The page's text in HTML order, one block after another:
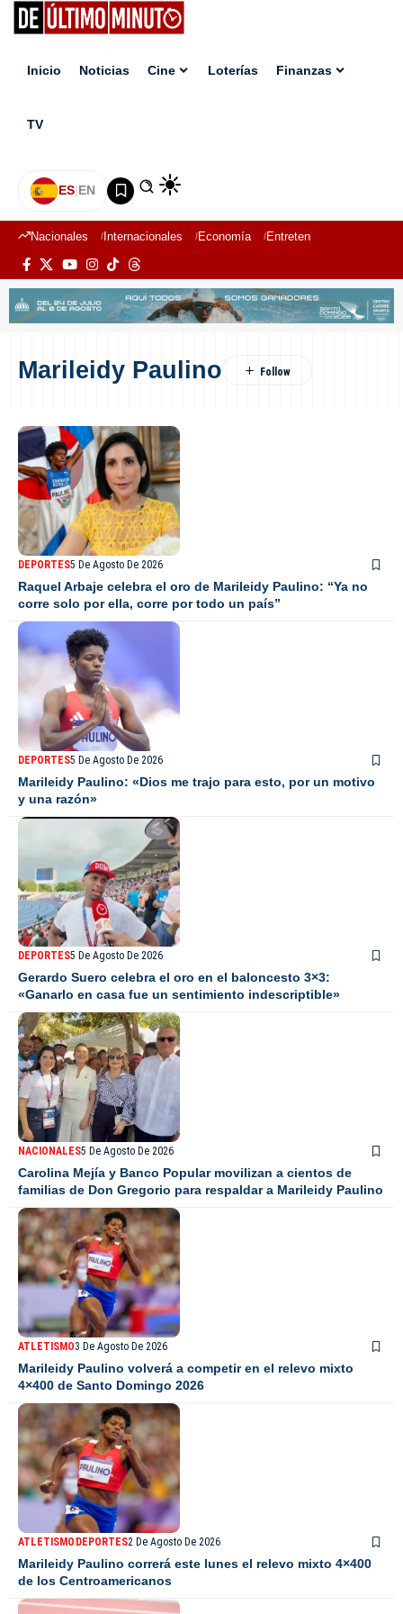
Inicio Noticias Cine Loterías Finanzas
TV
ES|EN
Nacionales Internacionales Economía Entretenimiento
Marileidy Paulino
DEPORTES5 De Agosto De 2026
Raquel Arbaje celebra el oro de Marileidy Paulino: “Ya no
corre solo por ella, corre por todo un país”
DEPORTES5 De Agosto De 2026
Marileidy Paulino: «Dios me trajo para esto, por un motivo
y una razón»
DEPORTES5 De Agosto De 2026
Gerardo Suero celebra el oro en el baloncesto 3×3:
«Ganarlo en casa fue un sentimiento indescriptible»
NACIONALES5 De Agosto De 2026
Carolina Mejía y Banco Popular movilizan a cientos de
familias de Don Gregorio para respaldar a Marileidy Paulino
ATLETISMO3 De Agosto De 2026
Marileidy Paulino volverá a competir en el relevo mixto
4×400 de Santo Domingo 2026
ATLETISMODEPORTES2 De Agosto De 2026
Marileidy Paulino correrá este lunes el relevo mixto 4×400
de los Centroamericanos